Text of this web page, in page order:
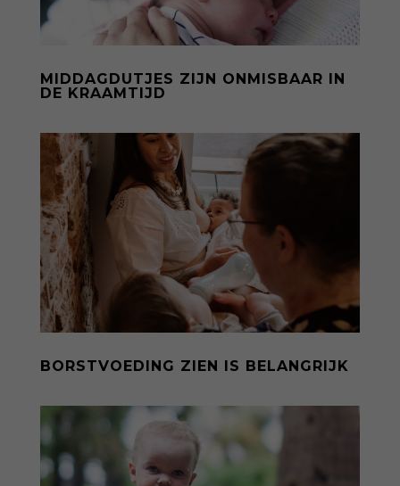
MIDDAGDUTJES ZIJN ONMISBAAR IN
DE KRAAMTIJD
BORSTVOEDING ZIEN IS BELANGRIJK